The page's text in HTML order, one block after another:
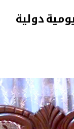
دولية